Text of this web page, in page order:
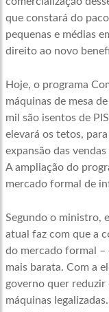
que constará do
pequenas e médias
direito ao novo
Hoje, o programa
máquinas de mesa
mil são isentos de
elevará os tetos,
expansão das
A ampliação do
mercado formal de
Segundo o ministro,
atual faz com que a
do mercado formal –
mais barata. Com a
governo quer reduzir
máquinas